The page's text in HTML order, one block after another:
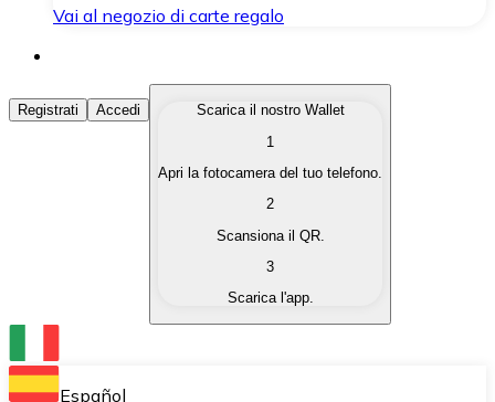
Vai al negozio di carte regalo
Acquista Criptovalute
Acquista le criptovalute che ti interessano in modo
Converti le tue criptovalute in valuta fiat quando ne
Scambia una criptovaluta con un'altra
Conserva le tue cripto in un Wallet self-custodial.
Registrati Accedi
Scarica il nostro Wallet
1
Apri la fotocamera del tuo telefono.
2
Scansiona il QR.
3
Scarica l'app.
Español